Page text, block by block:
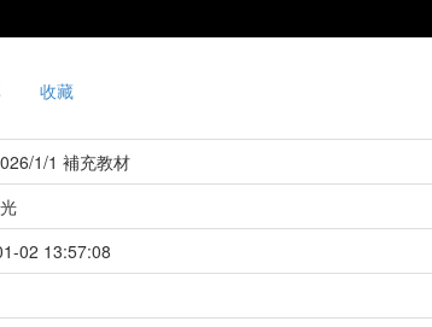
收藏
1/1 補充教材
02 13:57:08